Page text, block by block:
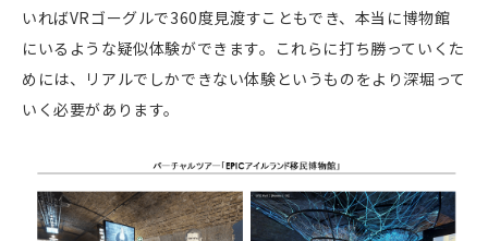
いればVRゴーグルで360度見渡すこともでき、本当に博物館
にいるような疑似体験ができます。これらに打ち勝っていくた
めには、リアルでしかできない体験というものをより深堀って
いく必要があります。